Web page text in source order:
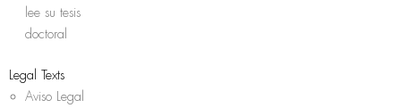
lee su tesis
doctoral
Legal Texts
Aviso Legal